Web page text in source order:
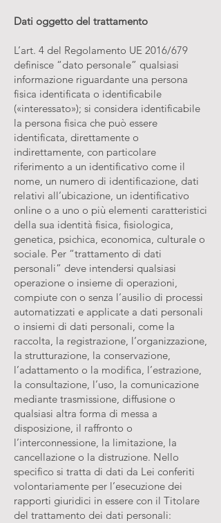
Dati oggetto del trattamento
L’art. 4 del Regolamento UE 2016/679
definisce “dato personale” qualsiasi
informazione riguardante una persona
fisica identificata o identificabile
(«interessato»); si considera identificabile
la persona fisica che può essere
identificata, direttamente o
indirettamente, con particolare
riferimento a un identificativo come il
nome, un numero di identificazione, dati
relativi all’ubicazione, un identificativo
online o a uno o più elementi caratteristici
della sua identità fisica, fisiologica,
genetica, psichica, economica, culturale o
sociale. Per “trattamento di dati
personali” deve intendersi qualsiasi
operazione o insieme di operazioni,
compiute con o senza l’ausilio di processi
automatizzati e applicate a dati personali
o insiemi di dati personali, come la
raccolta, la registrazione, l’organizzazione,
la strutturazione, la conservazione,
l’adattamento o la modifica, l’estrazione,
la consultazione, l’uso, la comunicazione
mediante trasmissione, diffusione o
qualsiasi altra forma di messa a
disposizione, il raffronto o
l’interconnessione, la limitazione, la
cancellazione o la distruzione. Nello
specifico si tratta di dati da Lei conferiti
volontariamente per l’esecuzione dei
rapporti giuridici in essere con il Titolare
del trattamento dei dati personali: